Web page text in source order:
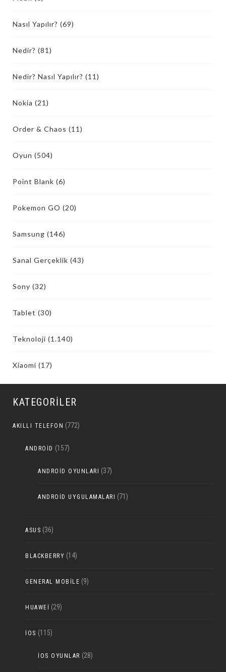
Nasıl Yapılır? (69)
Nedir? (81)
Nedir? Nasıl Yapılır? (11)
Nokia (21)
Order & Chaos (11)
Oyun (504)
Point Blank (6)
Pokemon GO (20)
Samsung (146)
Sanal Gerçeklik (43)
Sony (32)
Tablet (30)
Teknoloji (1.140)
Xiaomi (17)
KATEGORILER
AKILLI TELEFON (772)
ANDROID (157)
ANDROID OYUNLARI (37)
ANDROID UYGULAMALARI (71)
ASUS (36)
BLACKBERRY (14)
GENERAL MOBILE (9)
HUAWEI (29)
IOS (115)
IOS OYUNLAR (28)